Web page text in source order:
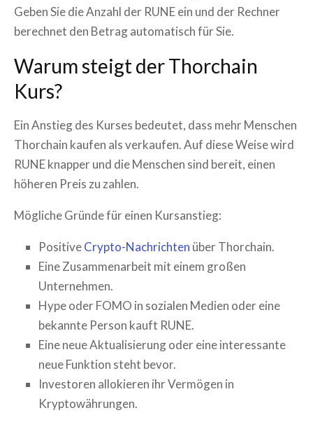
Geben Sie die Anzahl der RUNEein und der Rechner
berechnet den Betrag automatisch für Sie.
Warum steigt derThorchain
Kurs?
Ein Anstieg des Kurses bedeutet, dass mehr Menschen
Thorchain kaufen als verkaufen. Auf diese Weise wird
RUNEknapper und die Menschen sind bereit, einen
höheren Preis zu zahlen.
Mögliche Gründe für einen Kursanstieg:
PositiveCrypto-Nachrichten überThorchain.
Eine Zusammenarbeit mit einem großen
Unternehmen.
Hype oder FOMO in sozialen Medien oder eine
bekannte Person kauft RUNE.
Eine neue Aktualisierung oder eine interessante
neue Funktion steht bevor.
Investoren allokieren ihr Vermögen in
Kryptowährungen.